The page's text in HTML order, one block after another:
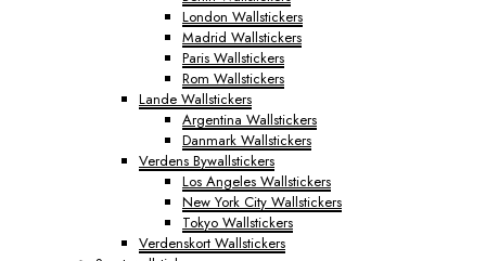
London Wallstickers
Madrid Wallstickers
Paris Wallstickers
Rom Wallstickers
Lande Wallstickers
Argentina Wallstickers
Danmark Wallstickers
Verdens Bywallstickers
Los Angeles Wallstickers
New York City Wallstickers
Tokyo Wallstickers
Verdenskort Wallstickers